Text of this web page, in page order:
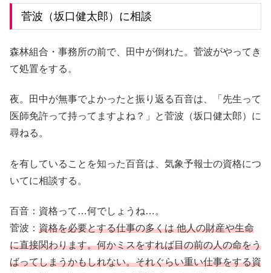
菅波（坂口健太郎）に相談
森林組合・事務所の前で、田中が倒れた。菅波がやってき
て処置をする。
夜。田中が無事でよかったと振り返る百音は、「先生って
医師免許って持ってますよね？」と菅波（坂口健太郎）に
尋ねる。
を有していることを知った百音は、気象予報士の資格につ
いてに相談する。
百音：資格って…何でしょうね…。
菅波： 資格を必要とする仕事の多くは 他人の財産や生命
に直接関わります。何かミスをすれば目の前の人の命をう
ばってしまうかもしれない。それぐらい重い仕事をする資